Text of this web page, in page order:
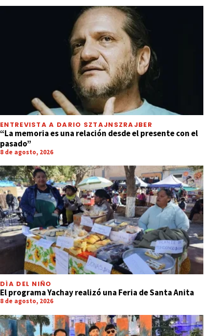
ENTREVISTA A DARIO SZTAJNSZRAJBER
“La memoria es una relación desde el presente con el
pasado”
8 de agosto, 2026
DÍA DEL NIÑO
El programa Yachay realizó una Feria de Santa Anita
8 de agosto, 2026